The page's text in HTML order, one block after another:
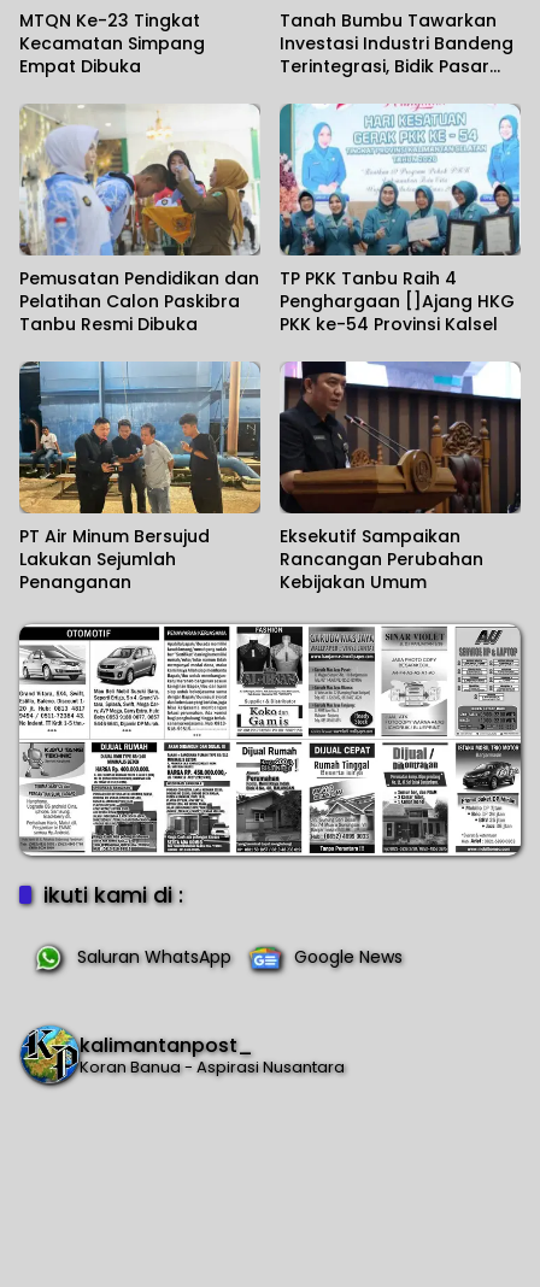
MTQN Ke-23 Tingkat
Kecamatan Simpang
Empat Dibuka
Tanah Bumbu Tawarkan
Investasi Industri Bandeng
Terintegrasi, Bidik Pasar
Pemusatan Pendidikan dan
Pelatihan Calon Paskibra
Tanbu Resmi Dibuka
TP PKK Tanbu Raih 4
Penghargaan []Ajang HKG
PKK ke-54 Provinsi Kalsel
PT Air Minum Bersujud
Lakukan Sejumlah
Penanganan
Eksekutif Sampaikan
Rancangan Perubahan
Kebijakan Umum
ikuti kami di :
Saluran WhatsApp Google News
kalimantanpost_
Koran Banua - Aspirasi Nusantara